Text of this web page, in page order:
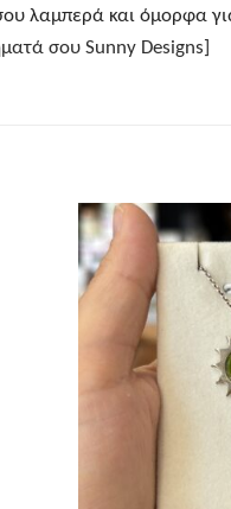
λαμπερά και όμορφα
σου Sunny Designs]